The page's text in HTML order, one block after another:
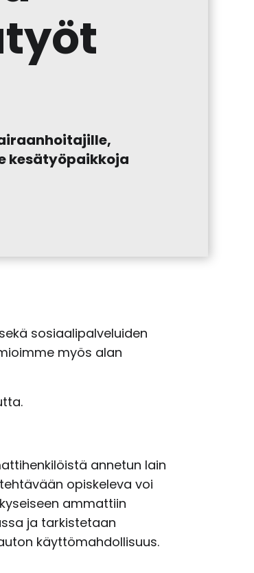
kesätyöpaikkoja
sosiaalipalveluiden
myös alan
annetun lain
opiskeleva voi
ammattiin
ja tarkistetaan
käyttömahdollisuus.